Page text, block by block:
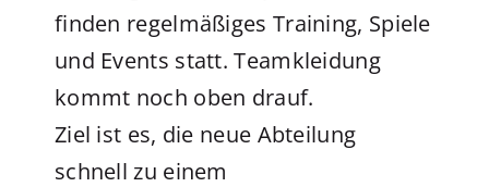
finden regelmäßiges Training, Spiele
und Events statt. Teamkleidung
kommt noch oben drauf.
Ziel ist es, die neue Abteilung
schnell zu einem